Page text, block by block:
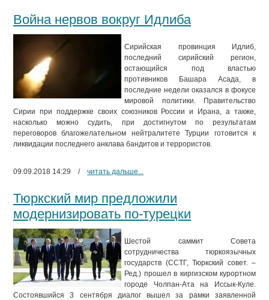
Война нервов вокруг Идлиба
Сирийская провинция Идлиб,
последний сирийский регион,
остающийся под властью
противников Башара Асада, в
последние недели оказался в фокусе
мировой политики. Правительство
Сирии при поддержке своих союзников России и Ирана, а также,
насколько можно судить, при достигнутом по результатам
переговоров благожелательном нейтралитете Турции готовится к
ликвидации последнего анклава бандитов и террористов.
09.09.2018 14:29 / читать дальше...
Тюркский мир предложили
модернизировать по-турецки
Шестой саммит Совета
сотрудничества тюркоязычных
государств (ССТГ, Тюркский совет. –
Ред.) прошел в киргизском курортном
городе Чолпан-Ата на Иссык-Куле.
Состоявшийся 3 сентября диалог вышел за рамки заявленной